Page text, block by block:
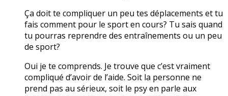
Ça doit te compliquer un peu tes déplacements et tu
fais comment pour le sport en cours? Tu sais quand
tu pourras reprendre des entraînements ou un peu
de sport?
Oui je te comprends. Je trouve que c’est vraiment
compliqué d’avoir de l’aide. Soit la personne ne
prend pas au sérieux, soit le psy en parle aux